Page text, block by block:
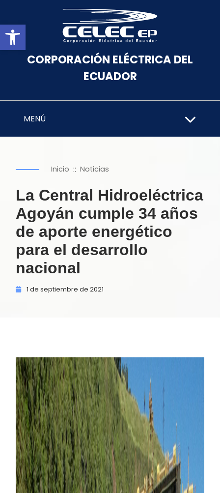
Abrir barra de herramientas
CORPORACIÓN ELÉCTRICA DEL
ECUADOR
MENÚ
Inicio :: Noticias
La Central Hidroeléctrica
Agoyán cumple 34 años
de aporte energético
para el desarrollo
nacional
1 de septiembre de 2021